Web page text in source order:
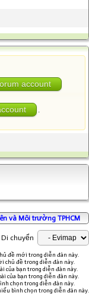
account
.
và Môi trường TPHCM
Di chuyển
đề mới trong diễn đàn này.
chủ đề trong diễn đàn này.
của bạn trong diễn đàn này.
của bạn trong diễn đàn này.
chọn trong diễn đàn này.
bình chọn trong diễn đàn này.